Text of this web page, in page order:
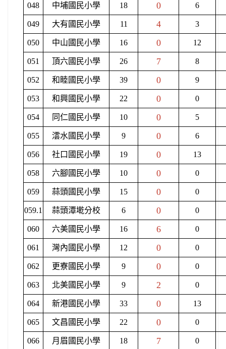
048 中埔國民小學 18 0 6
049 大有國民小學 11 4 3
050 中山國民小學 16 0 12
051 頂六國民小學 26 7 8
052 和睦國民小學 39 0 9
053 和興國民小學 22 0 0
054 同仁國民小學 10 0 5
055 澐水國民小學 9 0 6
056 社口國民小學 19 0 13
058 六腳國民小學 10 0 0
059 蒜頭國民小學 15 0 0
059.1 蒜頭潭墘分校 6 0 0
060 六美國民小學 16 6 0
061 灣內國民小學 12 0 0
062 更寮國民小學 9 0 0
063 北美國民小學 9 2 0
064 新港國民小學 33 0 13
065 文昌國民小學 22 0 0
066 月眉國民小學 18 7 0